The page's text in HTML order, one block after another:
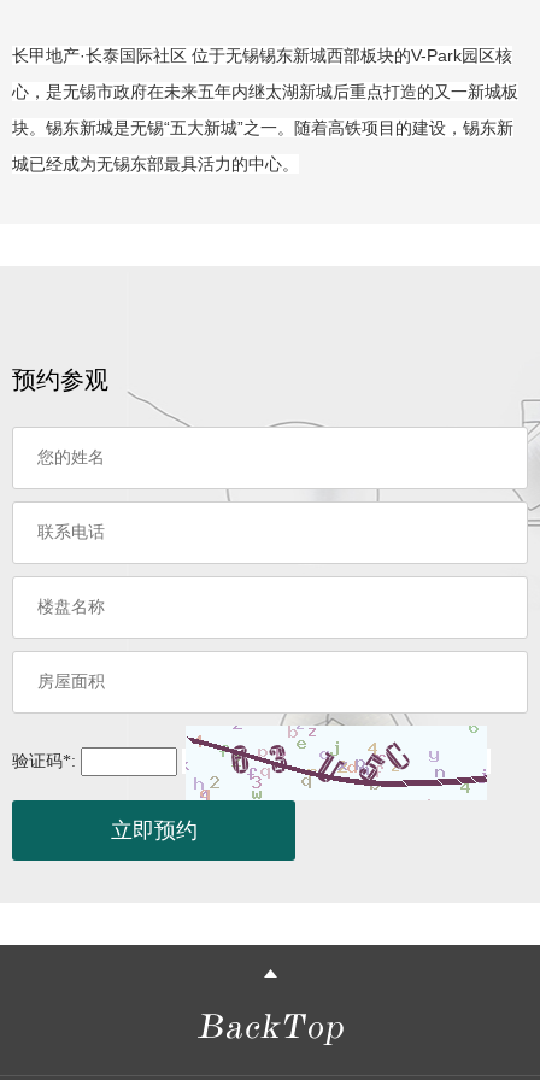
长甲地产·长泰国际社区 位于无锡锡东新城西部板块的V-Park园区核
心，是无锡市政府在未来五年内继太湖新城后重点打造的又一新城板
块。锡东新城是无锡“五大新城”之一。随着高铁项目的建设，锡东新
城已经成为无锡东部最具活力的中心。
预约参观
验证码*: